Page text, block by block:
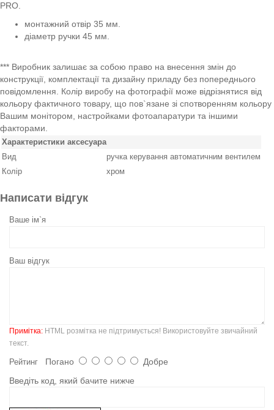
PRO.
монтажний отвір 35 мм.
діаметр ручки 45 мм.
*** Виробник залишає за собою право на внесення змін до
конструкції, комплектації та дизайну приладу без попереднього
повідомлення. Колір виробу на фотографії може відрізнятися від
кольору фактичного товару, що пов`язане зі спотворенням кольору
Вашим монітором, настройками фотоапаратури та іншими
факторами.
Характеристики аксесуара
Вид
ручка керування автоматичним вентилем
Колір
хром
Написати відгук
Ваше ім`я
Ваш відгук
Примітка: HTML розмітка не підтримується! Використовуйте звичайний
текст.
Рейтинг Погано
Добре
Введіть код, який бачите нижче